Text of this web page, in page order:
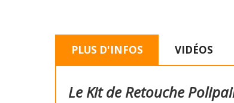
PLUS D'INFOS VIDÉOS
Le Kit de Retouche